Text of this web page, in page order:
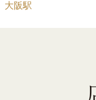
大阪駅